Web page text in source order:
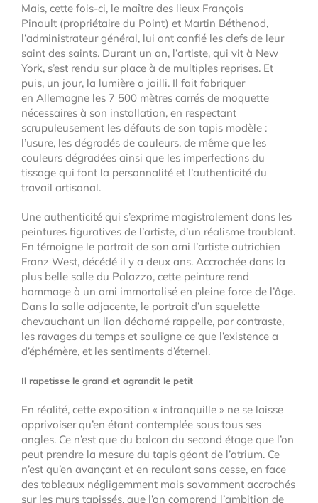
Mais, cette fois-ci, le maître des lieux François
Pinault (propriétaire du Point) et Martin Béthenod,
l’administrateur général, lui ont confié les clefs de leur
saint des saints. Durant un an, l’artiste, qui vit à New
York, s’est rendu sur place à de multiples reprises. Et
puis, un jour, la lumière a jailli. Il fait fabriquer
en Allemagne les 7 500 mètres carrés de moquette
nécessaires à son installation, en respectant
scrupuleusement les défauts de son tapis modèle :
l’usure, les dégradés de couleurs, de même que les
couleurs dégradées ainsi que les imperfections du
tissage qui font la personnalité et l’authenticité du
travail artisanal.
Une authenticité qui s’exprime magistralement dans les
peintures figuratives de l’artiste, d’un réalisme troublant.
En témoigne le portrait de son ami l’artiste autrichien
Franz West, décédé il y a deux ans. Accrochée dans la
plus belle salle du Palazzo, cette peinture rend
hommage à un ami immortalisé en pleine force de l’âge.
Dans la salle adjacente, le portrait d’un squelette
chevauchant un lion décharné rappelle, par contraste,
les ravages du temps et souligne ce que l’existence a
d’éphémère, et les sentiments d’éternel.
Il rapetisse le grand et agrandit le petit
En réalité, cette exposition « intranquille » ne se laisse
apprivoiser qu’en étant contemplée sous tous ses
angles. Ce n’est que du balcon du second étage que l’on
peut prendre la mesure du tapis géant de l’atrium. Ce
n’est qu’en avançant et en reculant sans cesse, en face
des tableaux négligemment mais savamment accrochés
sur les murs tapissés, que l’on comprend l’ambition de